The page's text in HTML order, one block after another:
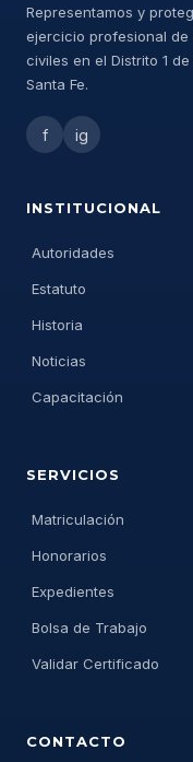
Representamos y
ejercicio profesional de
civiles en el Distrito 1
Santa Fe.
f ig
INSTITUCIONAL
Autoridades
Estatuto
Historia
Noticias
Capacitación
SERVICIOS
Matriculación
Honorarios
Expedientes
Bolsa de Trabajo
Validar Certificado
CONTACTO